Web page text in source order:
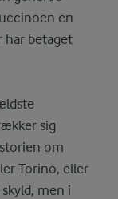
en
har betaget
sig
om
Torino, eller
men i